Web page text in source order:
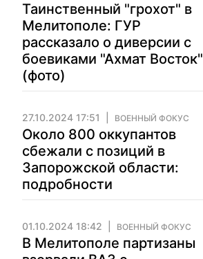
Таинственный "грохот" в
Мелитополе: ГУР
рассказало о диверсии с
боевиками "Ахмат Восток"
(фото)
27.10.2024 17:51 ВОЕННЫЙ ФОКУС
Около 800 оккупантов
сбежали с позиций в
Запорожской области:
подробности
01.10.2024 18:42 ВОЕННЫЙ ФОКУС
В Мелитополе партизаны